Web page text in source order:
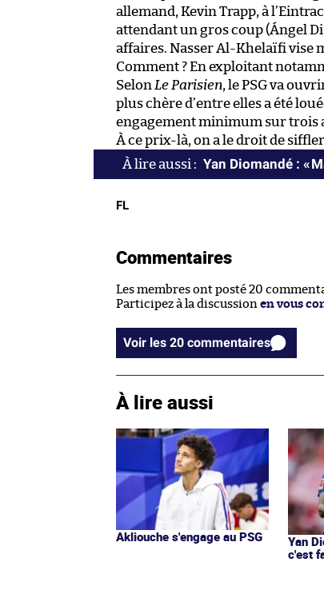
allemand, Kevin Trapp, à
attendant un gros coup (Ángel Di
affaires. Nasser Al-Khelaïfi vise
Comment ? En exploitant
Selon Le Parisien, le PSG va
plus chère d’entre elles a été
engagement minimum sur trois
À ce prix-là, on a le droit de
Yan Diomandé : «
FL
Commentaires
Les membres ont posté 20
Participez à la discussion en vous
Voir les 20 commentaires
À lire aussi
Akliouche s'engage au PSG
Yan
c'est